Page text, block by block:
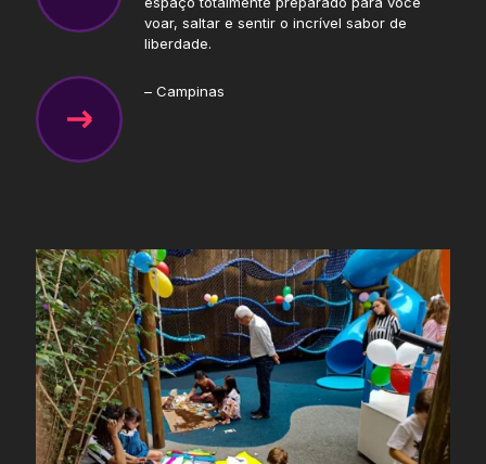
voar, saltar e sentir o incrível sabor de
liberdade.
– Campinas